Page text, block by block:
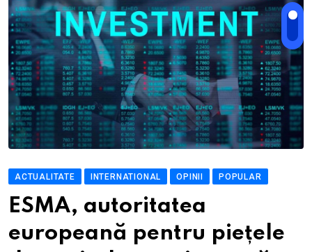
ACTUALITATE INTERNATIONAL OPINII POPULAR
ESMA, autoritatea
europeană pentru piețele